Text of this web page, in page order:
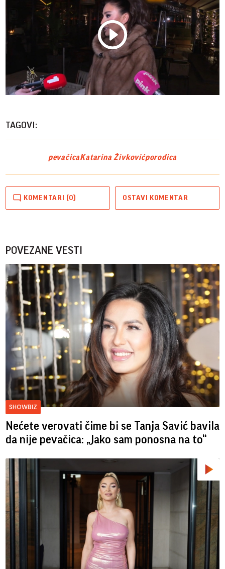
Play
TAGOVI:
pevačicaKatarina Živkovićporodica
KOMENTARI (0) OSTAVI KOMENTAR
POVEZANE VESTI
SHOWBIZ
Nećete verovati čime bi se Tanja Savić bavila
da nije pevačica: „Jako sam ponosna na to“